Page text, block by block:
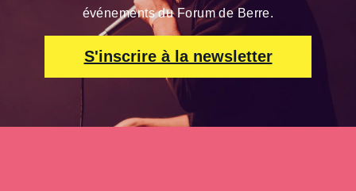
événements du Forum de Berre.
S'inscrire à la newsletter